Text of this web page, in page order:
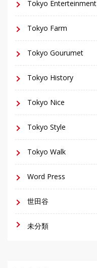
Tokyo Enterteinment
Tokyo Farm
Tokyo Gourumet
Tokyo History
Tokyo Nice
Tokyo Style
Tokyo Walk
Word Press
世田谷
未分類